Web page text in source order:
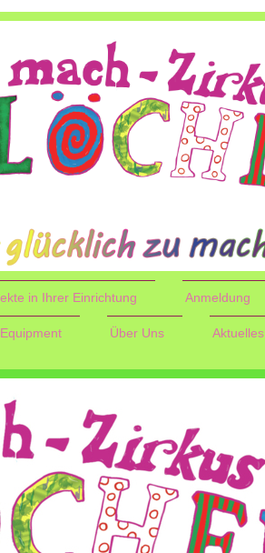
in Ihrer Einrichtung Anmeldung
Über Uns Aktuelles